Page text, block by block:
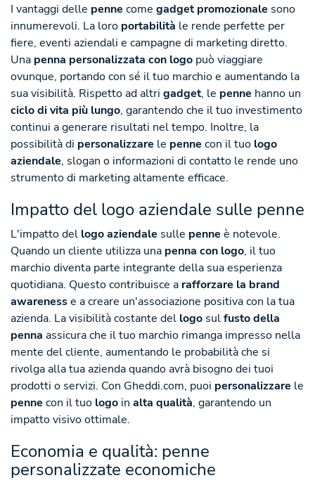
I vantaggi delle penne come gadget promozionale sono
innumerevoli. La loro portabilità le rende perfette per
fiere, eventi aziendali e campagne di marketing diretto.
Una penna personalizzata con logo può viaggiare
ovunque, portando con sé il tuo marchio e aumentando la
sua visibilità. Rispetto ad altri gadget, le penne hanno un
ciclo di vita più lungo, garantendo che il tuo investimento
continui a generare risultati nel tempo. Inoltre, la
possibilità di personalizzare le penne con il tuo logo
aziendale, slogan o informazioni di contatto le rende uno
strumento di marketing altamente efficace.
Impatto del logo aziendale sulle penne
L'impatto del logo aziendale sulle penne è notevole.
Quando un cliente utilizza una penna con logo, il tuo
marchio diventa parte integrante della sua esperienza
quotidiana. Questo contribuisce a rafforzare la brand
awarenesse a creare un'associazione positiva con la tua
azienda. La visibilità costante del logo sulfusto della
penna assicura che il tuo marchio rimanga impresso nella
mente del cliente, aumentando le probabilità che si
rivolga alla tua azienda quando avrà bisogno dei tuoi
prodotti o servizi. Con Gheddi.com, puoi personalizzare le
penne con il tuo logo in alta qualità, garantendo un
impatto visivo ottimale.
Economia e qualità: penne
personalizzate economiche